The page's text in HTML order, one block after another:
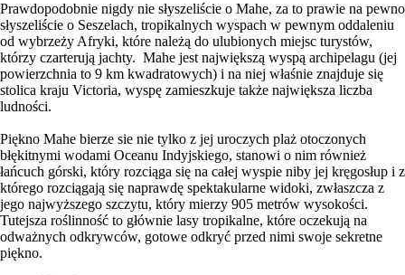
Prawdopodobnie nigdy nie słyszeliście o Mahe, za to prawie na pewno
słyszeliście o Seszelach, tropikalnych wyspach w pewnym oddaleniu
od wybrzeży Afryki, które należą do ulubionych miejsc turystów,
którzy czarterują jachty. Mahe jest największą wyspą archipelagu (jej
powierzchnia to 9 km kwadratowych) i na niej właśnie znajduje się
stolica kraju Victoria, wyspę zamieszkuje także największa liczba
ludności.
Piękno Mahe bierze sie nie tylko z jej uroczych plaż otoczonych
błękitnymi wodami Oceanu Indyjskiego, stanowi o nim również
łańcuch górski, który rozciąga się na całej wyspie niby jej kręgosłup i z
którego rozciągają się naprawdę spektakularne widoki, zwłaszcza z
jego najwyższego szczytu, który mierzy 905 metrów wysokości.
Tutejsza roślinność to głównie lasy tropikalne, które oczekują na
odważnych odkrywców, gotowe odkryć przed nimi swoje sekretne
piękno.